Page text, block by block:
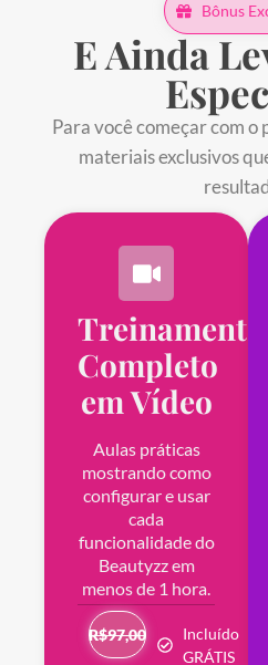
Bônus
E Ainda
Para você começar com
materiais exclusivos
Treinamento
Completo
em Vídeo
Aulas práticas
mostrando como
configurar e usar
cada
funcionalidade do
Beautyzz em
menos de 1 hora.
R$97,00
Incluído
GRÁTIS